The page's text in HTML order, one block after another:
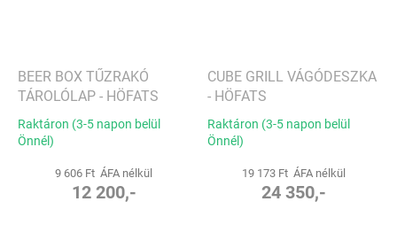
BEER BOX TŰZRAKÓ
TÁROLÓLAP - HÖFATS
Raktáron (3-5 napon belül
Önnél)
9 606 Ft ÁFA nélkül
12 200,-
CUBE GRILL VÁGÓDESZKA
- HÖFATS
Raktáron (3-5 napon belül
Önnél)
19 173 Ft ÁFA nélkül
24 350,-